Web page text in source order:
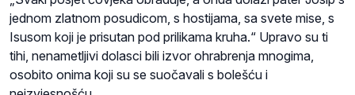
jednom zlatnom posudicom, s hostijama, sa svete mise, s
Isusom koji je prisutan pod prilikama kruha.“ Upravo su ti
tihi, nenametljivi dolasci bili izvor ohrabrenja mnogima,
osobito onima koji su se suočavali s bolešću i